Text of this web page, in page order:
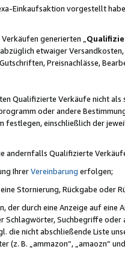
Einkaufsaktion vorgestellt
generierten „
etwaiger
Preisnachlässe,
Qualifizierte Verkäufe nicht
oder andere
festlegen, einschließlich der
andernfalls Qualifizierte
IhrerVereinbarung erfolgen;
Stornierung, Rückgabe oder
der durch eine Anzeige auf
Schlagwörter, Suchbegriffe
die nicht abschließende Liste
(z. B. „ammazon“, „amaozn“